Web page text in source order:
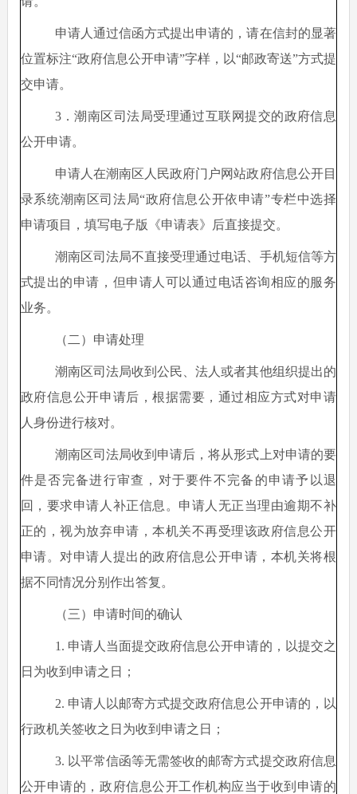
申请人通过信函方式提出申请的，请在信封的显著
位置标注“政府信息公开申请”字样，以“邮政寄送”方式提
交申请。
3．潮南区司法局受理通过互联网提交的政府信息
公开申请。
申请人在潮南区人民政府门户网站政府信息公开目
录系统潮南区司法局“政府信息公开依申请”专栏中选择
申请项目，填写电子版《申请表》后直接提交。
潮南区司法局不直接受理通过电话、手机短信等方
式提出的申请，但申请人可以通过电话咨询相应的服务
业务。
（二）申请处理
潮南区司法局收到公民、法人或者其他组织提出的
政府信息公开申请后，根据需要，通过相应方式对申请
人身份进行核对。
潮南区司法局收到申请后，将从形式上对申请的要
件是否完备进行审查，对于要件不完备的申请予以退
回，要求申请人补正信息。申请人无正当理由逾期不补
正的，视为放弃申请，本机关不再受理该政府信息公开
申请。对申请人提出的政府信息公开申请，本机关将根
据不同情况分别作出答复。
（三）申请时间的确认
1. 申请人当面提交政府信息公开申请的，以提交之
日为收到申请之日；
2. 申请人以邮寄方式提交政府信息公开申请的，以
行政机关签收之日为收到申请之日；
3. 以平常信函等无需签收的邮寄方式提交政府信息
公开申请的，政府信息公开工作机构应当于收到申请的